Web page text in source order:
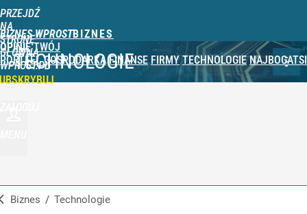
PRZEJDŹ
NA
STRONĘ
GŁÓWNĄ
WPROST.PL
BIZNES WPROST
OPINIE TWÓJ
PORTFEL GOSPODARKA FINANSE FIRMY TECHNOLOGIE NAJBOGATSI
TECHNOLOGIE
Biznes / Technologie